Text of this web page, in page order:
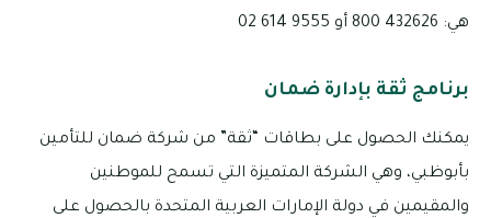
هي: 432626 800 أو 9555 614 02
برنامج ثقة بإدارة ضمان
يمكنك الحصول على بطاقات “ثقة” من شركة ضمان للتأمين
بأبوظبي، وهي الشركة المتميزة التي تسمح للموطنين
والمقيمين في دولة الإمارات العربية المتحدة بالحصول على